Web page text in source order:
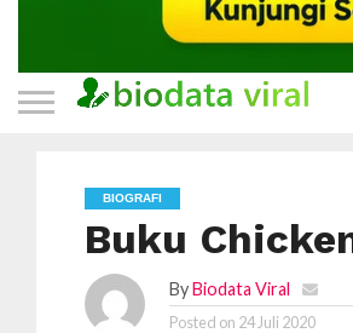
BIOGRAFI
Buku
By Biodata Viral
Posted on 24 Juli 2020